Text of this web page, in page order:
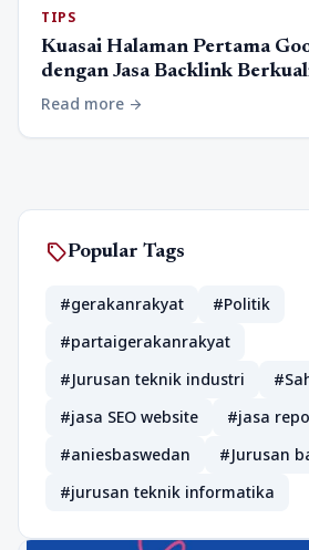
TIPS
Kuasai Halaman Pertama
dengan Jasa Backlink
Read more arrow_forward
sellPopular Tags
#gerakanrakyat
#Politik
#partaigerakanrakyat
#Jurusan teknik industri
#jasa SEO website
#jasa
#aniesbaswedan
#Jurusan
#jurusan teknik informatika